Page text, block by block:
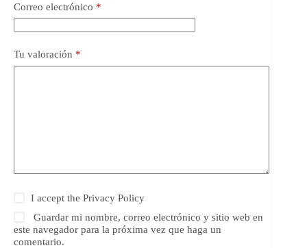
Correo electrónico *
Tu valoración *
I accept thePrivacy Policy
Guardar mi nombre, correo electrónico y sitio web en
este navegador para la próxima vez que haga un
comentario.